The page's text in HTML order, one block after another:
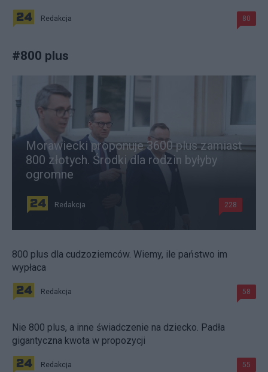
Redakcja 80
#800 plus
Morawiecki proponuje 3600 plus zamiast
800 złotych. Środki dla rodzin byłyby
ogromne
Redakcja 228
800 plus dla cudzoziemców. Wiemy, ile państwo im
wypłaca
Redakcja 58
Nie 800 plus, a inne świadczenie na dziecko. Padła
gigantyczna kwota w propozycji
Redakcja 55